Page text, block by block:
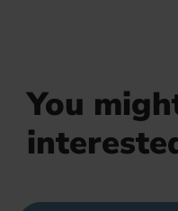
You